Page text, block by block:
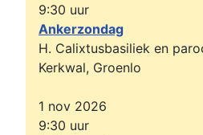
9:30 uur
Ankerzondag
H. Calixtusbasiliek en
Kerkwal, Groenlo
1 nov 2026
9:30 uur